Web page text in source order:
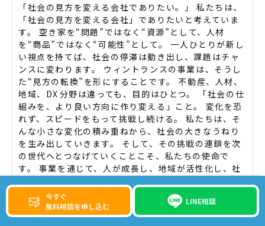
「社会の見方を変える会社でありたい。」 私たちは、
「社会の見方を変える会社」でありたいと考えていま
す。 空き家を“問題”ではなく“資源”として、人材
を“商品”ではなく“可能性”として。 一人ひとりが新し
い視点を持てば、社会の停滞は動き出し、課題はチャ
ンスに変わります。 ウィントランスの事業は、そうし
た“見方の転換”を形にすることです。 不動産、人材、
地域、DX――分野は違っても、目的はひとつ。 「社会の仕
組みを、より良い方向に作り変える」こと。 変化を恐
れず、スピードをもって挑戦し続ける。 私たちは、そ
んな小さな変化の積み重ねから、社会の大きなうねり
を生み出していきます。 そして、その挑戦の連鎖を次
の世代へとつなげていくことこそ、私たちの使命で
す。 事業を通じて、人が成長し、地域が活性化し、社
るために、ウィントランスはこれからも新しい価値の
創造に挑み続けます。
今すぐ
無料相談を申し込む
LINE相談